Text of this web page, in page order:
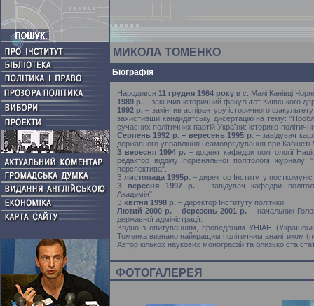
МИКОЛА ТОМЕНКО
Біографія
Народився 11 грудня 1964 року в с. Малі Канівці
1989 р. – закінчив історичний факультет Київського
1992 р. – закінчив аспірантуру історичного
захистивши кандидатську дисертацію на тему:
сучасних політичних партій України: історико-
Серпень 1992 р. – вересень 1995 р.– завідувач
державного управління і самоврядування при Кабінеті
З вересня 1994 р. – доцент кафедри політології
редактор відділу порівняльної політології
перспектива".
З листопада 1995р. – директор Інституту
З вересня 1997 р. – завідувач кафедри
Академія".
З квітня 1998 р. – директор Інституту політики.
Лютий 2000 р. – березень 2001 р. – начальник
державної адміністрації.
Згідно з опитуванням, проведеним УНІАН
Томенка визнано найкращим політичним аналітиком
Автор кількох наукових монографій та близько ста
ФОТОГАЛЕРЕЯ